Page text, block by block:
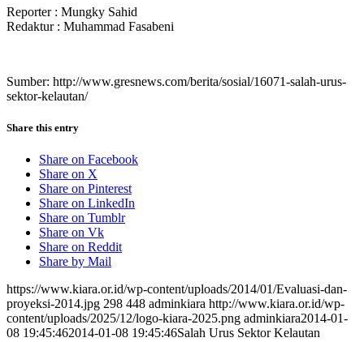
Reporter : Mungky Sahid
Redaktur : Muhammad Fasabeni
Sumber: http://www.gresnews.com/berita/sosial/16071-salah-urus-
sektor-kelautan/
Share this entry
Share on Facebook
Share on X
Share on Pinterest
Share on LinkedIn
Share on Tumblr
Share on Vk
Share on Reddit
Share by Mail
https://www.kiara.or.id/wp-content/uploads/2014/01/Evaluasi-dan-
proyeksi-2014.jpg 298 448 adminkiara http://www.kiara.or.id/wp-
content/uploads/2025/12/logo-kiara-2025.png adminkiara2014-01-
08 19:45:462014-01-08 19:45:46Salah Urus Sektor Kelautan